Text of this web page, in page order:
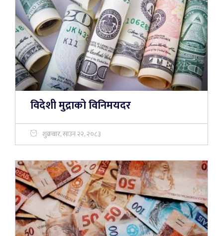
विदेशी मुद्राको विनिमयदर
शुक्रबार, साउन २२, २०८३